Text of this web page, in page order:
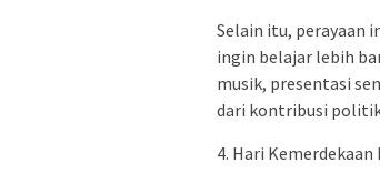
Selain itu, perayaan
ingin belajar lebih
musik, presentasi
dari kontribusi
4. Hari Kemerdekaan